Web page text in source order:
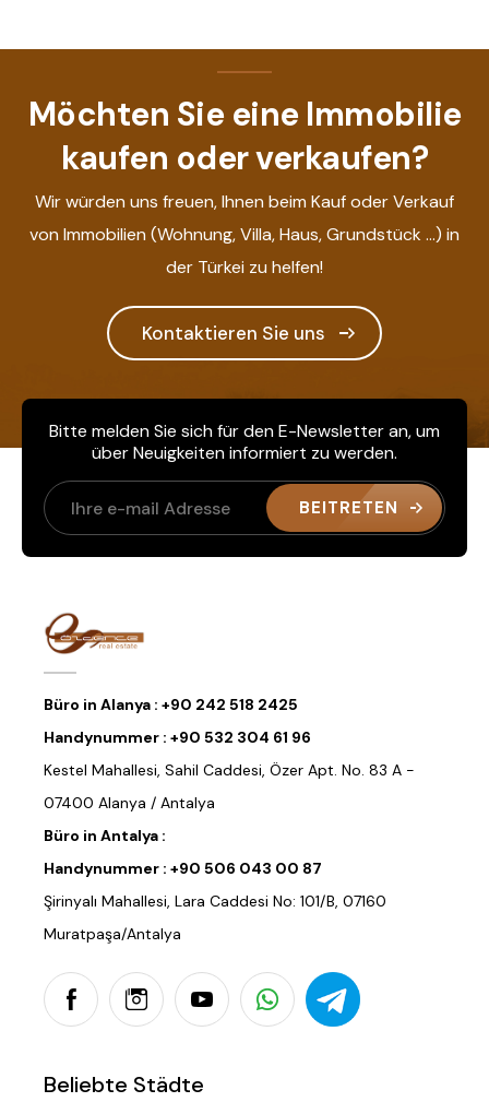
Möchten Sie eine Immobilie
kaufen oder verkaufen?
Wir würden uns freuen, Ihnen beim Kauf oder Verkauf
von Immobilien (Wohnung, Villa, Haus, Grundstück ...) in
der Türkei zu helfen!
Kontaktieren Sie uns
Bitte melden Sie sich für den E-Newsletter an, um
über Neuigkeiten informiert zu werden.
BEITRETEN
Büro in Alanya : +90 242 518 2425
Handynummer : +90 532 304 61 96
Kestel Mahallesi, Sahil Caddesi, Özer Apt. No. 83 A -
07400 Alanya / Antalya
Büro in Antalya :
Handynummer : +90 506 043 00 87
Şirinyalı Mahallesi, Lara Caddesi No: 101/B, 07160
Muratpaşa/Antalya
Beliebte Städte